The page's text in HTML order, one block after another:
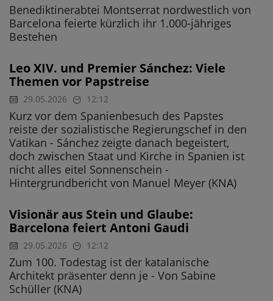
Benediktinerabtei Montserrat nordwestlich von
Barcelona feierte kürzlich ihr 1.000-jähriges
Bestehen
Leo XIV. und Premier Sánchez: Viele
Themen vor Papstreise
29.05.2026 12:12
Kurz vor dem Spanienbesuch des Papstes
reiste der sozialistische Regierungschef in den
Vatikan - Sánchez zeigte danach begeistert,
doch zwischen Staat und Kirche in Spanien ist
nicht alles eitel Sonnenschein -
Hintergrundbericht von Manuel Meyer (KNA)
Visionär aus Stein und Glaube:
Barcelona feiert Antoni Gaudi
29.05.2026 12:12
Zum 100. Todestag ist der katalanische
Architekt präsenter denn je - Von Sabine
Schüller (KNA)